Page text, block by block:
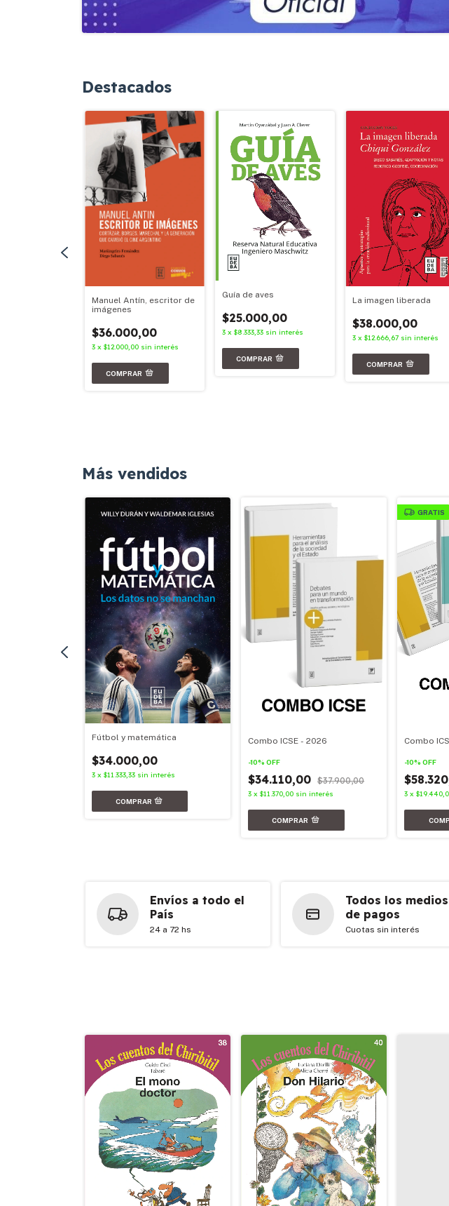
Destacados
Manuel Antín, escritor de
imágenes
$36.000,00
3 x $12.000,00 sin interés
Guía de aves
$25.000,00
3 x $8.333,33 sin interés
La imagen liberada
$38.000,00
3 x $12.666,67 sin interés
Más vendidos
Fútbol y matemática
$34.000,00
3 x $11.333,33 sin interés
Combo ICSE - 2026
-10%OFF
$34.110,00 $37.900,00
3 x$11.370,00 sin interés
GRATIS
Combo
-10%OFF
3 x
Envíos a todo el
País
24 a 72 hs
Todos los medios
de pagos
Cuotas sin interés